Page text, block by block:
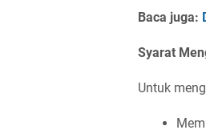
Baca juga:
Syarat
Untuk